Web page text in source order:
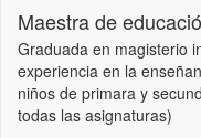
Maestra de
Graduada en magisterio
experiencia en la
niños de primara y
todas las asignaturas)